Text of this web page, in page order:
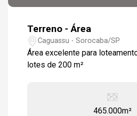
Terreno - Área
Caguassu - Sorocaba/SP
Área excelente para
lotes de 200 m²
465.000m²